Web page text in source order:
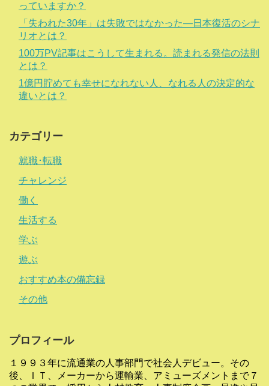
っていますか？
「失われた30年」は失敗ではなかった―日本復活のシナ
リオとは？
100万PV記事はこうして生まれる。読まれる発信の法則
とは？
1億円貯めても幸せになれない人、なれる人の決定的な
違いとは？
カテゴリー
就職･転職
チャレンジ
働く
生活する
学ぶ
遊ぶ
おすすめ本の備忘録
その他
プロフィール
１９９３年に流通業の人事部門で社会人デビュー。その
後、ＩＴ、メーカーから運輸業、アミューズメントまで７